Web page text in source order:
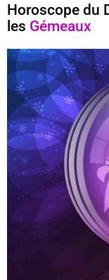
Horoscope du
les Gémeaux